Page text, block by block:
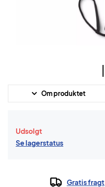
Om produktet
Udsolgt
Se lagerstatus
Gratis fragt